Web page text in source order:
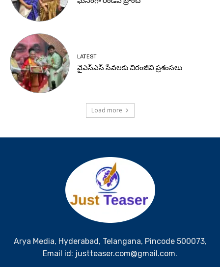
LATEST
వైఎస్ఎస్ సేవలకు చిరంజీవి ప్రశంసలు
Load more
Arya Media, Hyderabad, Telangana, Pincode 500073,
Email id: justteaser.com@gmail.com.